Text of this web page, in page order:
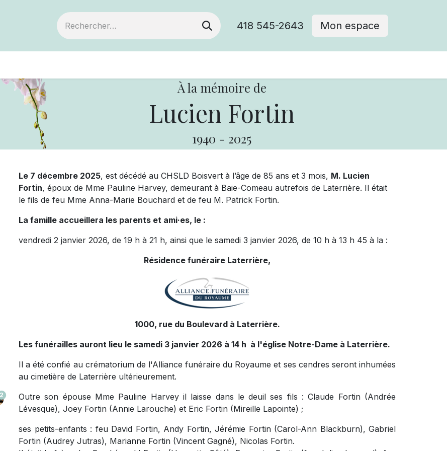
418 545-2643 Mon espace
À la mémoire de
Lucien Fortin
1940 - 2025
2
Le 7 décembre 2025, est décédé au CHSLD Boisvert à l’âge de 85 ans et 3 mois, M. Lucien
Fortin, époux de Mme Pauline Harvey, demeurant à Baie-Comeau autrefois de Laterrière. Il était
le fils de feu Mme Anna-Marie Bouchard et de feu M. Patrick Fortin.
La famille accueillera les parents et ami·es, le :
vendredi 2 janvier 2026, de 19 h à 21 h, ainsi que le samedi 3 janvier 2026, de 10 h à 13 h 45 à la :
Résidence funéraire Laterrière,
1000, rue du Boulevard à Laterrière.
Les funérailles auront lieu le samedi 3 janvier 2026 à 14 h à l'église Notre-Dame à Laterrière.
Il a été confié au crématorium de l'Alliance funéraire du Royaume et ses cendres seront inhumées
au cimetière de Laterrière ultérieurement.
Outre son épouse Mme Pauline Harvey il laisse dans le deuil ses fils : Claude Fortin (Andrée
Lévesque), Joey Fortin (Annie Larouche) et Eric Fortin (Mireille Lapointe) ;
ses petits-enfants : feu David Fortin, Andy Fortin, Jérémie Fortin (Carol-Ann Blackburn), Gabriel
Fortin (Audrey Jutras), Marianne Fortin (Vincent Gagné), Nicolas Fortin.